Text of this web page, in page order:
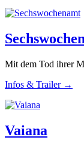
Mit dem Tod ihrer
Infos & Trailer →
Vaiana